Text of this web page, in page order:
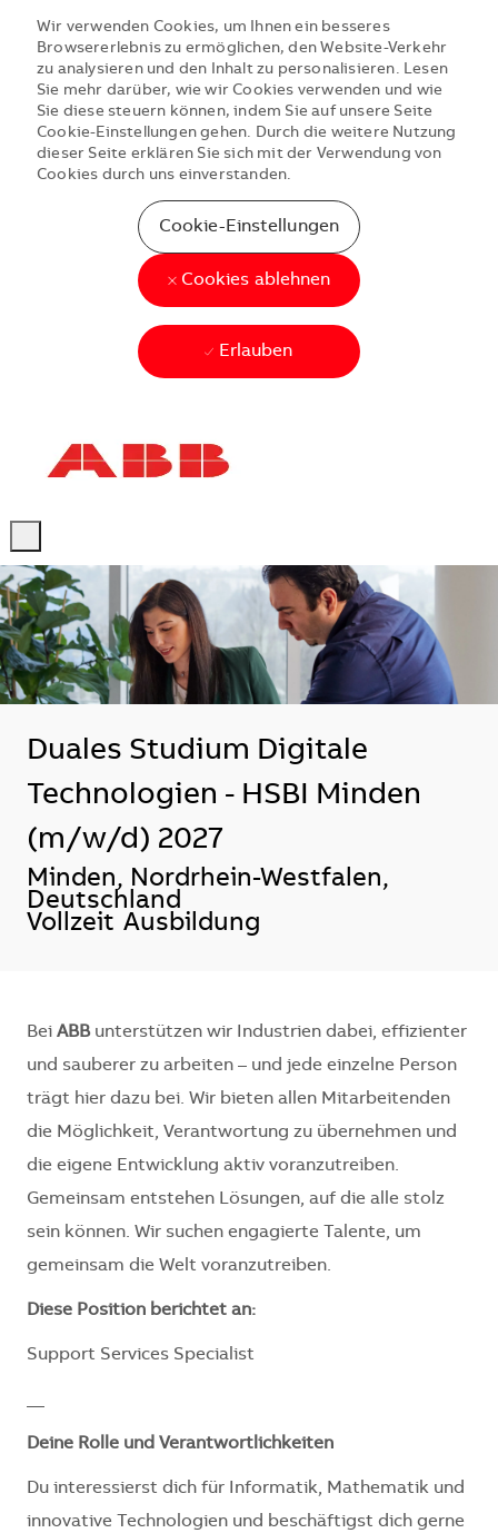
-
-
Wir verwenden Cookies, um Ihnen ein besseres
Browsererlebnis zu ermöglichen, den Website-Verkehr
zu analysieren und den Inhalt zu personalisieren. Lesen
Sie mehr darüber, wie wir Cookies verwenden und wie
Sie diese steuern können, indem Sie auf unsere Seite
Cookie-Einstellungen gehen. Durch die weitere Nutzung
dieser Seite erklären Sie sich mit der Verwendung von
Cookies durch uns einverstanden.
Cookie-Einstellungen
Cookies ablehnen
Erlauben
Duales Studium Digitale
Technologien - HSBI Minden
(m/w/d) 2027
Standort
Minden, Nordrhein-Westfalen,
Deutschland
Vollzeit Ausbildung
Bei ABBunterstützen wir Industrien dabei, effizienter
und sauberer zu arbeiten – und jede einzelne Person
trägt hier dazu bei. Wir bieten allen Mitarbeitenden
die Möglichkeit, Verantwortung zu übernehmen und
die eigene Entwicklung aktiv voranzutreiben.
Gemeinsam entstehen Lösungen, auf die alle stolz
sein können. Wir suchen engagierte Talente, um
gemeinsam die Welt voranzutreiben.
Diese Position berichtet an:
Support Services Specialist
Deine Rolle und Verantwortlichkeiten
Du interessierst dich für Informatik, Mathematik und
innovative Technologien und beschäftigst dich gerne